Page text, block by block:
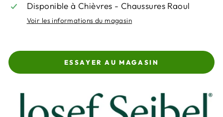
Disponible à Chièvres - Chaussures Raoul
Voir les informations du magasin
ESSAYER AU MAGASIN